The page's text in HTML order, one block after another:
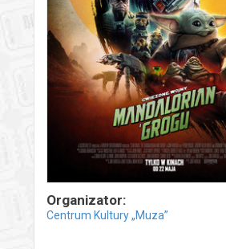
Organizator:
Centrum Kultury „Muza”